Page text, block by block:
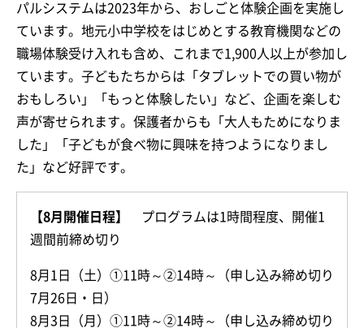
パルシステムは2023年から、おしごと体験企画を実施し
ています。地元小中学校をはじめとする教育機関などの
職場体験受け入れも含め、これまで1,900人以上が参加し
ています。子どもたちからは「タブレットでの買い物が
おもしろい」「もっと体験したい」など、企画を楽しむ
声が寄せられます。保護者からも「大人もためになりま
した」「子どもが食べ物に興味を持つようになりまし
た」など好評です。
【8月開催日程】
プログラムは1時間程度、開催1
週間前締め切り
8月1日（土）①11時～②14時～（申し込み締め切り
7月26日・日）
8月3日（月）①11時～②14時～（申し込み締め切り